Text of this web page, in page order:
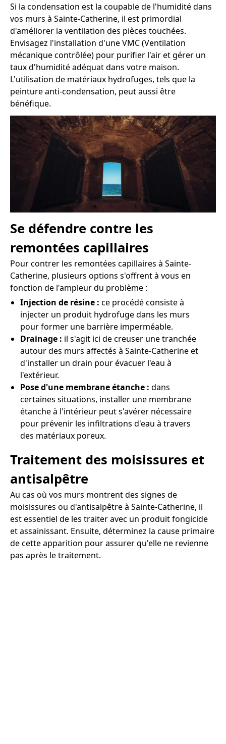
Si la condensation est la coupable de l'humidité dans
vos murs à Sainte-Catherine, il est primordial
d'améliorer la ventilation des pièces touchées.
Envisagez l'installation d'une VMC (Ventilation
mécanique contrôlée) pour purifier l'air et gérer un
taux d'humidité adéquat dans votre maison.
L'utilisation de matériaux hydrofuges, tels que la
peinture anti-condensation, peut aussi être
bénéfique.
Se défendre contre les
remontées capillaires
Pour contrer les remontées capillaires à Sainte-
Catherine, plusieurs options s'offrent à vous en
fonction de l'ampleur du problème :
Injection de résine : ce procédé consiste à
injecter un produit hydrofuge dans les murs
pour former une barrière imperméable.
Drainage : il s'agit ici de creuser une tranchée
autour des murs affectés à Sainte-Catherine et
d'installer un drain pour évacuer l'eau à
l'extérieur.
Pose d'une membrane étanche : dans
certaines situations, installer une membrane
étanche à l'intérieur peut s'avérer nécessaire
pour prévenir les infiltrations d'eau à travers
des matériaux poreux.
Traitement des moisissures et
antisalpêtre
Au cas où vos murs montrent des signes de
moisissures ou d'antisalpêtre à Sainte-Catherine, il
est essentiel de les traiter avec un produit fongicide
et assainissant. Ensuite, déterminez la cause primaire
de cette apparition pour assurer qu'elle ne revienne
pas après le traitement.